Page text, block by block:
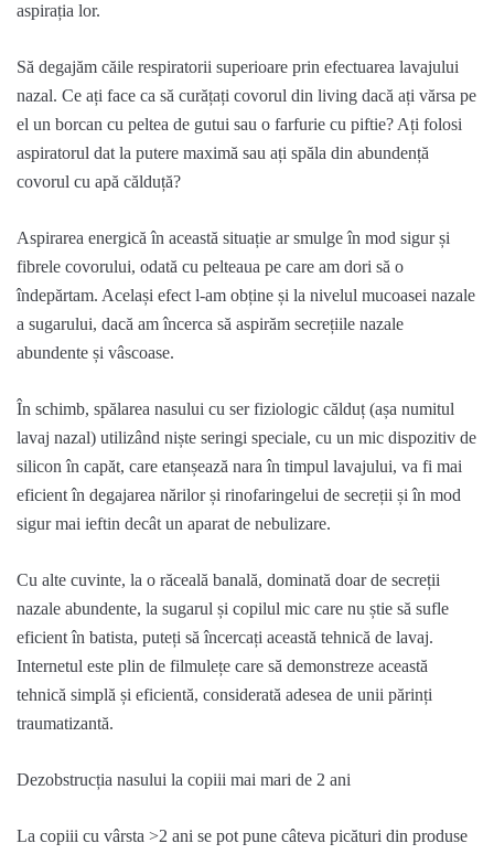
aspirația lor.
Să degajăm căile respiratorii superioare prin efectuarea lavajului
nazal. Ce ați face ca să curățați covorul din living dacă ați vărsa pe
el un borcan cu peltea de gutui sau o farfurie cu piftie? Ați folosi
aspiratorul dat la putere maximă sau ați spăla din abundență
covorul cu apă călduță?
Aspirarea energică în această situație ar smulge în mod sigur și
fibrele covorului, odată cu pelteaua pe care am dori să o
îndepărtam. Același efect l-am obține și la nivelul mucoasei nazale
a sugarului, dacă am încerca să aspirăm secrețiile nazale
abundente și vâscoase.
În schimb, spălarea nasului cu ser fiziologic călduț (așa numitul
lavaj nazal) utilizând niște seringi speciale, cu un mic dispozitiv de
silicon în capăt, care etanșează nara în timpul lavajului, va fi mai
eficient în degajarea nărilor și rinofaringelui de secreții și în mod
sigur mai ieftin decât un aparat de nebulizare.
Cu alte cuvinte, la o răceală banală, dominată doar de secreții
nazale abundente, la sugarul și copilul mic care nu știe să sufle
eficient în batista, puteți să încercați această tehnică de lavaj.
Internetul este plin de filmulețe care să demonstreze această
tehnică simplă și eficientă, considerată adesea de unii părinți
traumatizantă.
Dezobstrucția nasului la copiii mai mari de 2 ani
La copiii cu vârsta >2 ani se pot pune câteva picături din produse